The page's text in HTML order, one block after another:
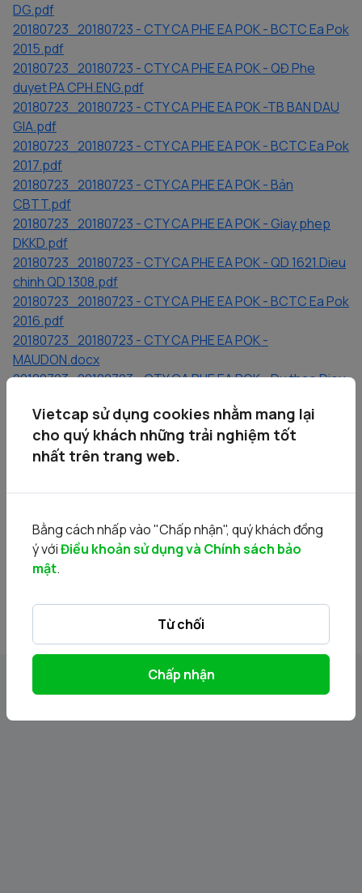
DG.pdf
20180723_20180723 - CTY CA PHE EA POK - BCTC Ea Pok
2015.pdf
20180723_20180723 - CTY CA PHE EA POK - QĐ Phe
duyet PA CPH.ENG.pdf
20180723_20180723 - CTY CA PHE EA POK -TB BAN DAU
GIA.pdf
20180723_20180723 - CTY CA PHE EA POK - BCTC Ea Pok
2017.pdf
20180723_20180723 - CTY CA PHE EA POK - Bản
CBTT.pdf
20180723_20180723 - CTY CA PHE EA POK - Giay phep
DKKD.pdf
20180723_20180723 - CTY CA PHE EA POK - QD 1621.Dieu
chinh QD 1308.pdf
20180723_20180723 - CTY CA PHE EA POK - BCTC Ea Pok
2016.pdf
20180723_20180723 - CTY CA PHE EA POK -
MAUDON.docx
20180723_20180723 - CTY CA PHE EA POK - Du thao Dieu
20180723_20180723 - CTY CA PHE EA POK - CBTT dang
bao TA.docx
20180723_20180723 - CTY CA PHE EA POK - QD 3627 phe
20180723_20180723 - CTY CAPHE EA POK - Ban
CBTT.ENG.pdf
20180723_20180723 - CTY CA PHE EA POK - PA CPH.pdf
Vietcap sử dụng cookies nhằm mang lại
cho quý khách những trải nghiệm tốt
nhất trên trang web.
Bằng cách nhấp vào "Chấp nhận", quý khách đồng
ý vớiĐiều khoản sử dụng và Chính sách bảo
mật.
Từ chối
Chấp nhận